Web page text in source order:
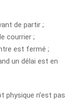
de partir ;
courrier ;
est fermé ;
un délai est en
physique n’est pas